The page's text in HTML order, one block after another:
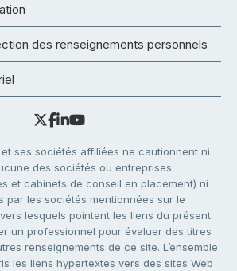
des renseignements personnels
et ses sociétés affiliées ne cautionnent ni
des sociétés ou entreprises
et cabinets de conseil en placement) ni
par les sociétés mentionnées sur le
lesquels pointent les liens du présent
un professionnel pour évaluer des titres
renseignements de ce site. L’ensemble
les liens hypertextes vers des sites Web